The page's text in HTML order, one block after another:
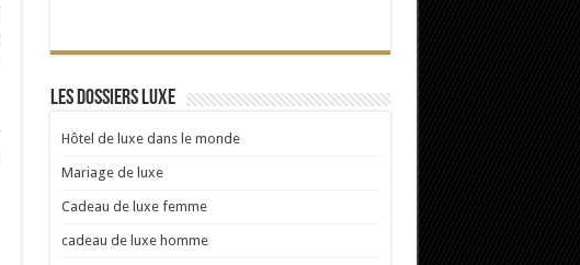
Les dossiers Luxe
Hôtel de luxe dans le monde
Mariage de luxe
Cadeau de luxe femme
cadeau de luxe homme